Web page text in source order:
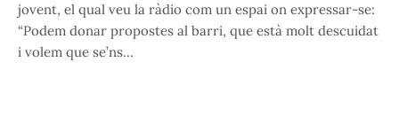
jovent, el qual veu la ràdio com un espai on expressar-se:
“Podem donar propostes al barri, que està molt descuidat
i volem que se’ns…